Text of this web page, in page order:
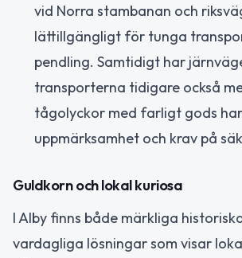
vid Norra stambanan och
lättillgängligt för tunga
pendling. Samtidigt har
transporterna tidigare också
tågolyckor med farligt gods
uppmärksamhet och krav på
Guldkorn och lokal kuriosa
I Alby finns både märkliga
vardagliga lösningar som visar